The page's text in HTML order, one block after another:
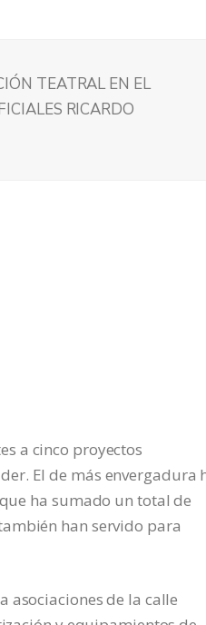
TEATRAL EN EL
RICARDO
a cinco proyectos
El de más envergadura
ha sumado un total de
han servido para
de la calle